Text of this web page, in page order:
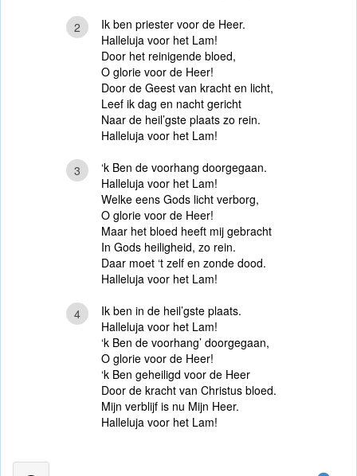
2
Ik ben priester voor de Heer.
Halleluja voor het Lam!
Door het reinigende bloed,
O glorie voor de Heer!
Door de Geest van kracht en licht,
Leef ik dag en nacht gericht
Naar de heil’gste plaats zo rein.
Halleluja voor het Lam!
3
‘k Ben de voorhang doorgegaan.
Halleluja voor het Lam!
Welke eens Gods licht verborg,
O glorie voor de Heer!
Maar het bloed heeft mij gebracht
In Gods heiligheid, zo rein.
Daar moet ‘t zelf en zonde dood.
Halleluja voor het Lam!
4
Ik ben in de heil’gste plaats.
Halleluja voor het Lam!
‘k Ben de voorhang’ doorgegaan,
O glorie voor de Heer!
‘k Ben geheiligd voor de Heer
Door de kracht van Christus bloed.
Mijn verblijf is nu Mijn Heer.
Halleluja voor het Lam!